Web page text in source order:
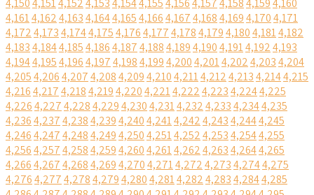
4,1504,1514,1524,1534,1544,1554,1564,1574,1584,1594,160
4,1614,1624,1634,1644,1654,1664,1674,1684,1694,1704,171
4,1724,1734,1744,1754,1764,1774,1784,1794,1804,1814,182
4,1834,1844,1854,1864,1874,1884,1894,1904,1914,1924,193
4,1944,1954,1964,1974,1984,1994,2004,2014,2024,2034,204
4,2054,2064,2074,2084,2094,2104,2114,2124,2134,2144,215
4,2164,2174,2184,2194,2204,2214,2224,2234,2244,225
4,2264,2274,2284,2294,2304,2314,2324,2334,2344,235
4,2364,2374,2384,2394,2404,2414,2424,2434,2444,245
4,2464,2474,2484,2494,2504,2514,2524,2534,2544,255
4,2564,2574,2584,2594,2604,2614,2624,2634,2644,265
4,2664,2674,2684,2694,2704,2714,2724,2734,2744,275
4,2764,2774,2784,2794,2804,2814,2824,2834,2844,285